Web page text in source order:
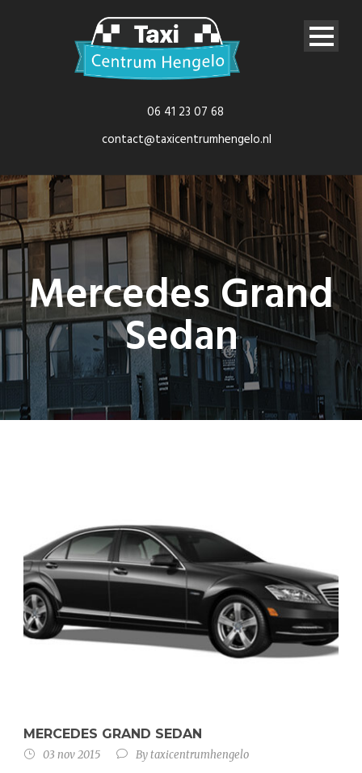
06 41 23 07 68
contact@taxicentrumhengelo.nl
Mercedes Grand
Sedan
MERCEDES GRAND SEDAN
03 nov 2015 Bytaxicentrumhengelo